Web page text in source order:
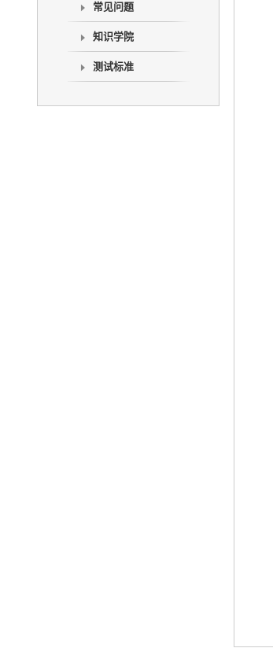
常见问题
知识学院
测试标准